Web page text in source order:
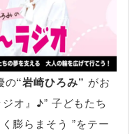
の“岩崎ひろみ” がお
オ』♪” 子どもたち
膨らまそう ”をテー